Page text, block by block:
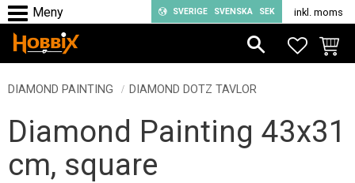
Meny
SVERIGE SVENSKA SEK inkl. moms
DIAMOND PAINTING DIAMOND DOTZ TAVLOR
Diamond Painting 43x31
cm, square